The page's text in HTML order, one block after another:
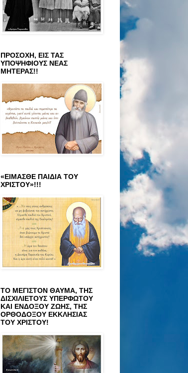
ΠΡΟΣΟΧΗ, ΕΙΣ ΤΑΣ
ΥΠΟΨΗΦΙΟΥΣ ΝΕΑΣ
ΜΗΤΕΡΑΣ!!
«ΕΙΜΑΣΘΕ ΠΑΙΔΙΑ ΤΟΥ
ΧΡΙΣΤΟΥ»!!!
ΤΟ ΜΕΓΙΣΤΟΝ ΘΑΥΜΑ, ΤΗΣ
ΔΙΣΧΙΛΙΕΤΟΥΣ ΥΠΕΡΦΩΤΟΥ
ΚΑΙ ΕΝΔΟΞΟΥ ΖΩΗΣ, ΤΗΣ
ΟΡΘΟΔΟΞΟΥ ΕΚΚΛΗΣΙΑΣ
ΤΟΥ ΧΡΙΣΤΟΥ!